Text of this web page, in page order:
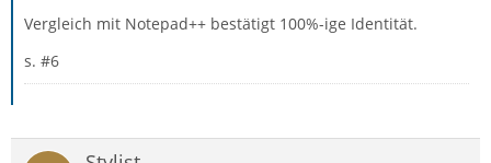
Vergleich mit Notepad++ bestätigt 100%-ige Identität.
s. #6